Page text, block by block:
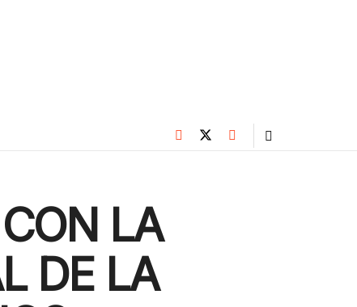
LA
DE LA